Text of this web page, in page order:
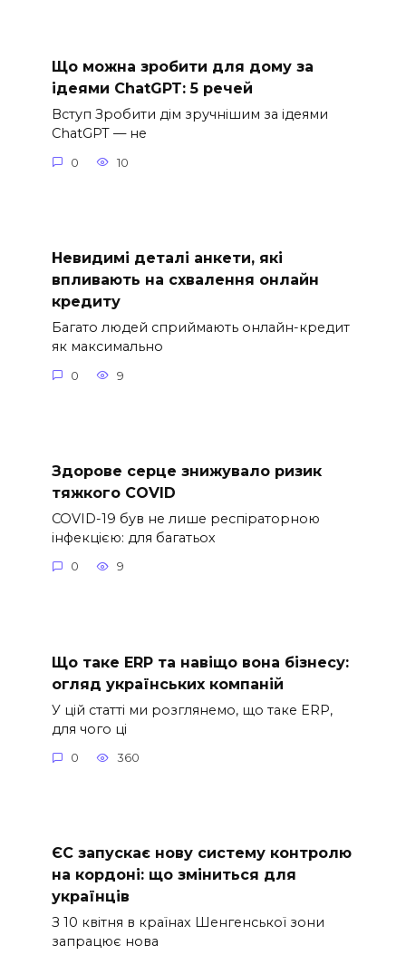
Що можна зробити для дому за
ідеями ChatGPT: 5 речей
Вступ Зробити дім зручнішим за ідеями
ChatGPT — не
0 10
Невидимі деталі анкети, які
впливають на схвалення онлайн
кредиту
Багато людей сприймають онлайн-кредит
як максимально
0 9
Здорове серце знижувало ризик
тяжкого COVID
COVID-19 був не лише респіраторною
інфекцією: для багатьох
0 9
Що таке ERP та навіщо вона бізнесу:
огляд українських компаній
У цій статті ми розглянемо, що таке ERP,
для чого ці
0 360
ЄС запускає нову систему контролю
на кордоні: що зміниться для
українців
З 10 квітня в країнах Шенгенської зони
запрацює нова